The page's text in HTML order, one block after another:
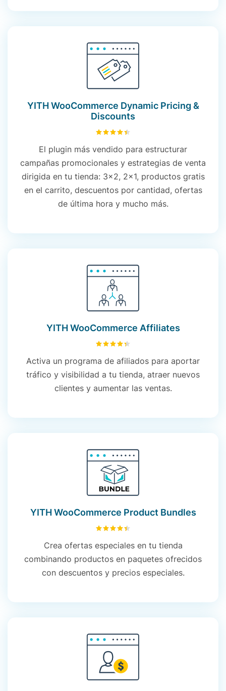
YITH WooCommerce Dynamic Pricing &
Discounts
El plugin más vendido para estructurar
campañas promocionales y estrategias de venta
dirigida en tu tienda: 3x2, 2x1, productos gratis
en el carrito, descuentos por cantidad, ofertas
de última hora y mucho más.
YITH WooCommerce Affiliates
Activa un programa de afiliados para aportar
tráfico y visibilidad a tu tienda, atraer nuevos
clientes y aumentar las ventas.
YITH WooCommerce Product Bundles
Crea ofertas especiales en tu tienda
combinando productos en paquetes ofrecidos
con descuentos y precios especiales.